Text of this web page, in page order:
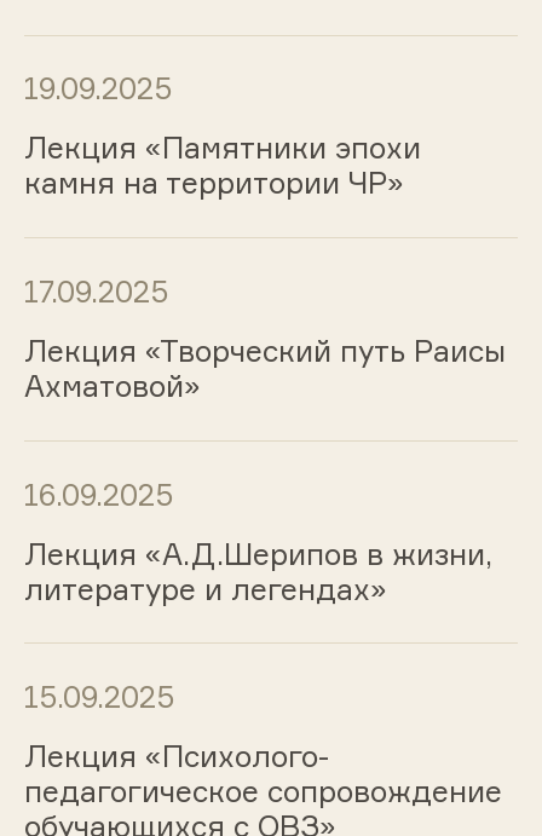
19.09.2025
Лекция «Памятники эпохи
камня на территории ЧР»
17.09.2025
Лекция «Творческий путь Раисы
Ахматовой»
16.09.2025
Лекция «А.Д.Шерипов в жизни,
литературе и легендах»
15.09.2025
Лекция «Психолого-
педагогическое сопровождение
обучающихся с ОВЗ»